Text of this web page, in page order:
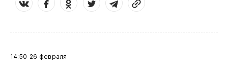
14:50 26 февраля